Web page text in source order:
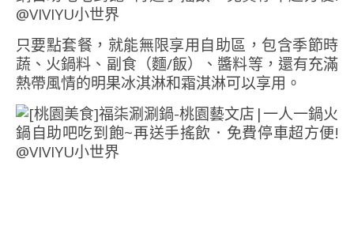
只要點套餐，就能無限享用自助區，包含季節時
蔬、火鍋料、副食（麵/飯）、醬料等，還有充滿
熱帶風情的明果冰淇淋和霜淇淋可以享用。